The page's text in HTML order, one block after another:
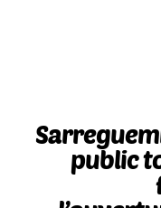
public